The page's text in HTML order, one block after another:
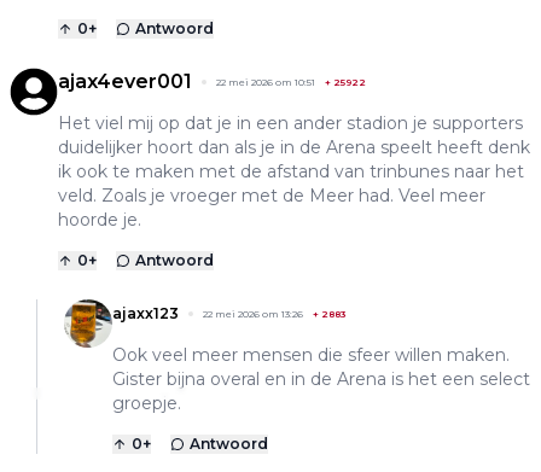
0+ Antwoord
ajax4ever001 22 mei 2026 om 10:51 + 25922
Het viel mij op dat je in een ander stadion je supporters
duidelijker hoort dan als je in de Arena speelt heeft denk
ik ook te maken met de afstand van trinbunes naar het
veld. Zoals je vroeger met de Meer had. Veel meer
hoorde je.
0+ Antwoord
ajaxx123 22 mei 2026 om 13:26 + 2883
Ook veel meer mensen die sfeer willen maken.
Gister bijna overal en in de Arena is het een select
groepje.
0+ Antwoord